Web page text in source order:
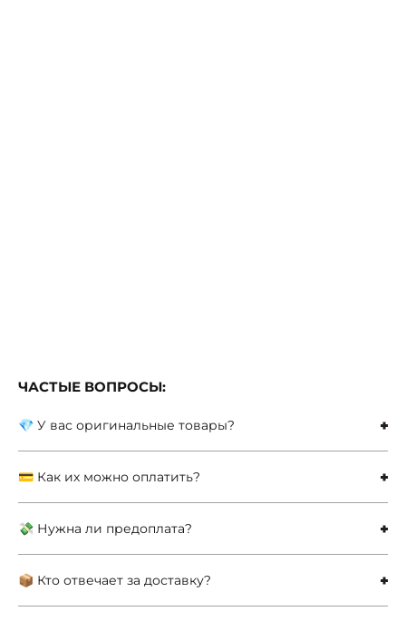
ЧАСТЫЕ ВОПРОСЫ:
💎 У вас оригинальные товары?
💳 Как их можно оплатить?
💸 Нужна ли предоплата?
📦 Кто отвечает за доставку?